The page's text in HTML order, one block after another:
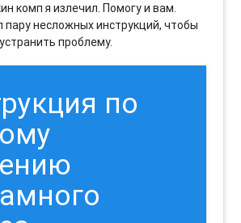
комп я излечил. Помогу и вам.
пару несложных инструкций, чтобы
проблему.
по